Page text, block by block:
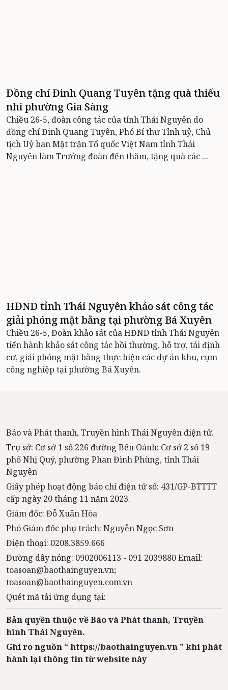
Đồng chí Đinh Quang Tuyên tặng quà thiếu
nhi phường Gia Sàng
Chiều 26-5, đoàn công tác của tỉnh Thái Nguyên do
đồng chí Đinh Quang Tuyên, Phó Bí thư Tỉnh uỷ, Chủ
tịch Uỷ ban Mặt trận Tổ quốc Việt Nam tỉnh Thái
Nguyên làm Trưởng đoàn đến thăm, tặng quà các ...
HĐND tỉnh Thái Nguyên khảo sát công tác
giải phóng mặt bằng tại phường Bá Xuyên
Chiều 26-5, Đoàn khảo sát của HĐND tỉnh Thái Nguyên
tiến hành khảo sát công tác bồi thường, hỗ trợ, tái định
cư, giải phóng mặt bằng thực hiện các dự án khu, cụm
công nghiệp tại phường Bá Xuyên.
Báo và Phát thanh, Truyền hình Thái Nguyên điện tử.
Trụ sở: Cơ sở 1 số 226 đường Bến Oánh; Cơ sở 2 số 19
phố Nhị Quý, phường Phan Đình Phùng, tỉnh Thái
Nguyên
Giấy phép hoạt động báo chí điện tử số: 431/GP-BTTTT
cấp ngày 20 tháng 11 năm 2023.
Giám đốc: Đỗ Xuân Hòa
Phó Giám đốc phụ trách: Nguyễn Ngọc Sơn
Điện thoại: 0208.3859.666
Đường dây nóng: 0902006113 - 091 2039880 Email:
toasoan@baothainguyen.vn;
toasoan@baothainguyen.com.vn
Quét mã tải ứng dụng tại:
Bản quyền thuộc về Báo và Phát thanh, Truyền
hình Thái Nguyên.
Ghi rõ nguồn “ https://baothainguyen.vn ” khi phát
hành lại thông tin từ website này